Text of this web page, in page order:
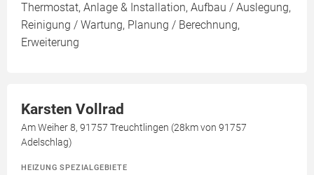
Thermostat, Anlage & Installation, Aufbau / Auslegung,
Reinigung / Wartung, Planung / Berechnung,
Erweiterung
Karsten Vollrad
Am Weiher 8, 91757 Treuchtlingen (28km von 91757
Adelschlag)
HEIZUNG SPEZIALGEBIETE